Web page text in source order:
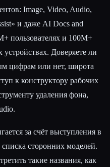
Image, Video, Audio,
и даже AI Docs and
пользователях и 100M+
Доверяете ли
цифрам или нет, широта
к конструктору рабочих
удаления фона,
за счёт выступления в
сторонних моделей.
такие названия, как